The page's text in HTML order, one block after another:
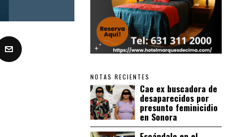
NOTAS RECIENTES
Cae ex buscadora de
desaparecidos por
presunto feminicidio
en Sonora